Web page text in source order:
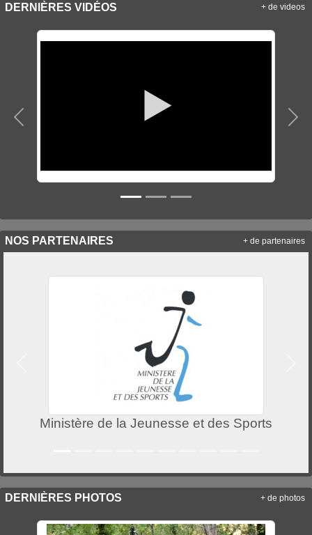
DERNIÈRES VIDÉOS
Précedent
+ de videos
NOS PARTENAIRES
Ministère de la Jeunesse et des Sports
+ de partenaires
DERNIÈRES PHOTOS + de photos